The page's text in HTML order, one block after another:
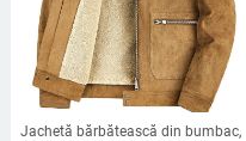
Jachetă bărbătească din bumbac,